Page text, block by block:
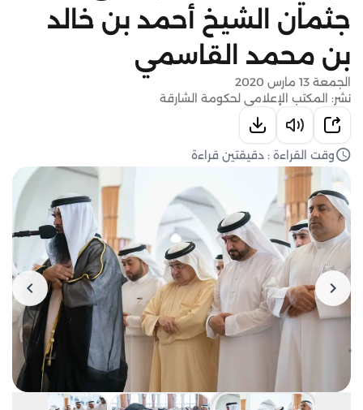
جثمان الشيخ أحمد بن خالد
بن محمد القاسمي
الجمعة 13 مارس 2020
نشر: المكتب الإعلامي لحكومة الشارقة
وقت القراءة : دقيقتين قراءة